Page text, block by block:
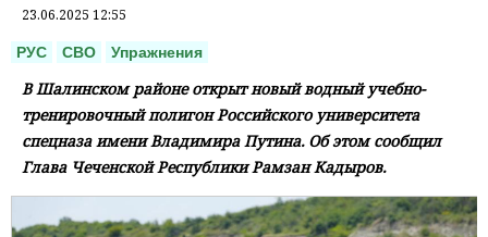
23.06.2025 12:55
РУС СВО Упражнения
В Шалинском районе открыт новый водный учебно-
тренировочный полигон Российского университета
спецназа имени Владимира Путина. Об этом сообщил
Глава Чеченской Республики Рамзан Кадыров.